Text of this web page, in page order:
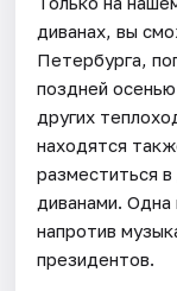
диванах, вы
Петербурга,
поздней
других
находятся
разместиться в
диванами. Одна
напротив
президентов.